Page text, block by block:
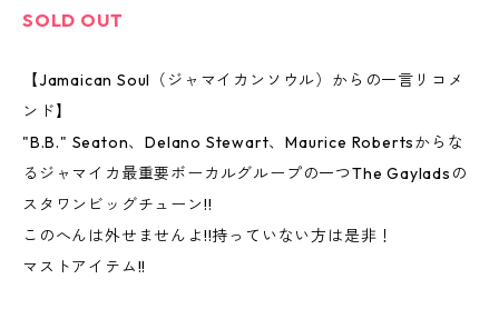
SOLD OUT
【Jamaican Soul（ジャマイカンソウル）からの一言リコメ
ンド】
"B.B." Seaton、Delano Stewart、Maurice Robertsからな
るジャマイカ最重要ボーカルグループの一つThe Gayladsの
スタワンビッグチューン!!
このへんは外せませんよ!!持っていない方は是非！
マストアイテム!!